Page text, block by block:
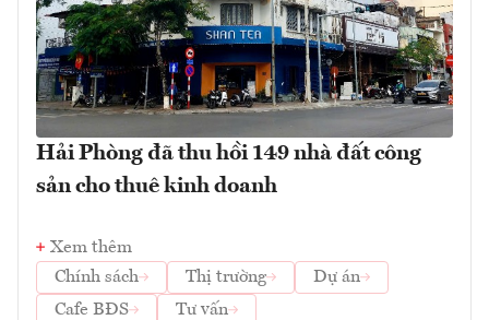
Hải Phòng đã thu hồi 149 nhà đất công
sản cho thuê kinh doanh
Xem thêm
Chính sách
Thị trường
Dự án
Cafe BĐS
Tư vấn